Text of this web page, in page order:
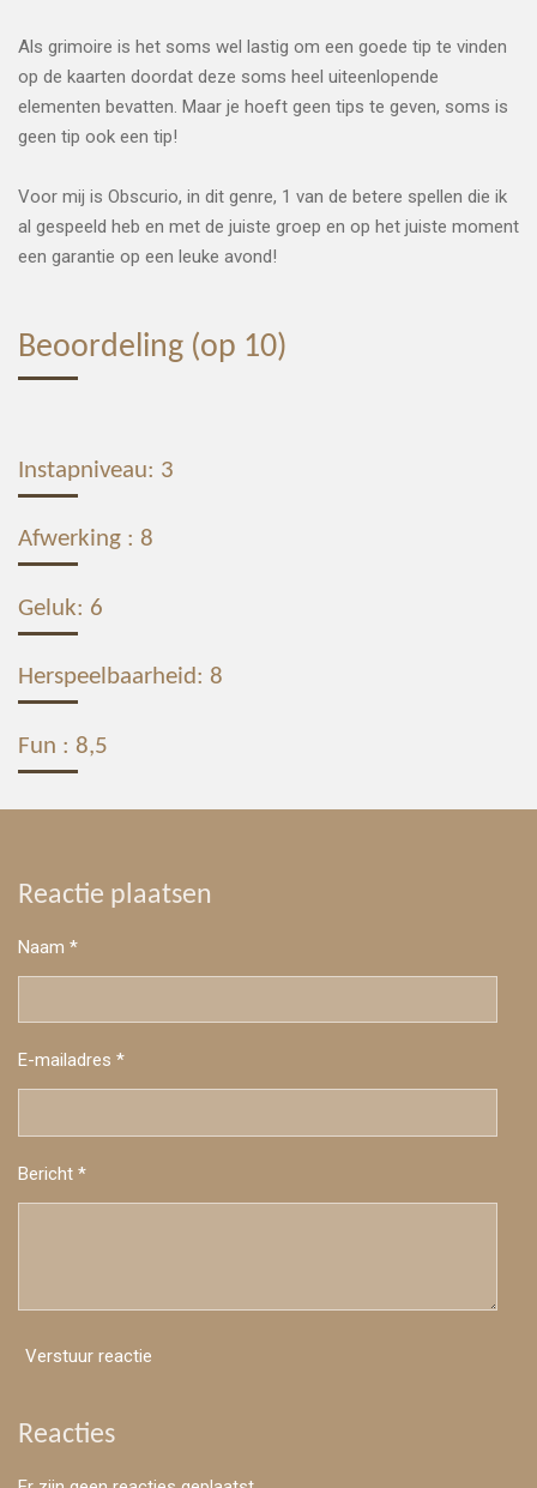
Als grimoire is het soms wel lastig om een goede tip te vinden
op de kaarten doordat deze soms heel uiteenlopende
elementen bevatten. Maar je hoeft geen tips te geven, soms is
geen tip ook een tip!
Voor mij is Obscurio, in dit genre, 1 van de betere spellen die ik
al gespeeld heb en met de juiste groep en op het juiste moment
een garantie op een leuke avond!
Beoordeling (op 10)
Instapniveau: 3
Afwerking : 8
Geluk: 6
Herspeelbaarheid: 8
Fun : 8,5
Reactie plaatsen
Naam *
E-mailadres *
Bericht *
Verstuur reactie
Reacties